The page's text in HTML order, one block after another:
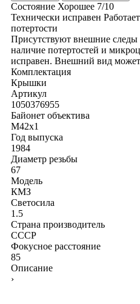
Состояние Хорошее 7/10
Технически исправен
потертости
Присутствуют внешние
наличие потертостей и
исправен. Внешний вид может
Комплектация
Крышки
Артикул
1050376955
Байонет объектива
M42x1
Год выпуска
1984
Диаметр резьбы
67
Модель
КМЗ
Светосила
1.5
Страна производитель
СССР
Фокусное расстояние
85
Описание
›